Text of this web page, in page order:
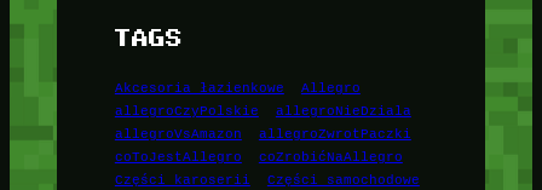
TAGS
Akcesoria łazienkowe
Allegro
allegroCzyPolskie
allegroNieDziala
allegroVsAmazon
allegroZwrotPaczki
coToJestAllegro
coZrobićNaAllegro
Części karoserii
Części samochodowe